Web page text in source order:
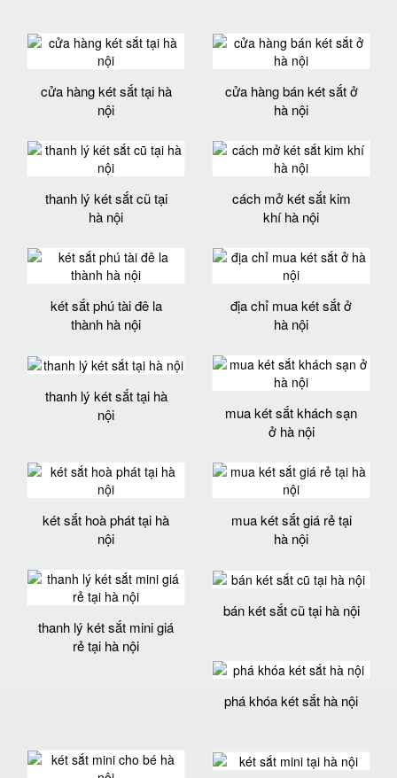
cửa hàng két sắt tại hà
nội
cửa hàng bán két sắt ở
hà nội
thanh lý két sắt cũ tại
hà nội
cách mở két sắt kim
khí hà nội
két sắt phú tài đê la
thành hà nội
địa chỉ mua két sắt ở
hà nội
thanh lý két sắt tại hà
nội
mua két sắt khách sạn
ở hà nội
két sắt hoà phát tại hà
nội
mua két sắt giá rẻ tại
hà nội
thanh lý két sắt mini giá
rẻ tại hà nội
bán két sắt cũ tại hà nội
phá khóa két sắt hà nội